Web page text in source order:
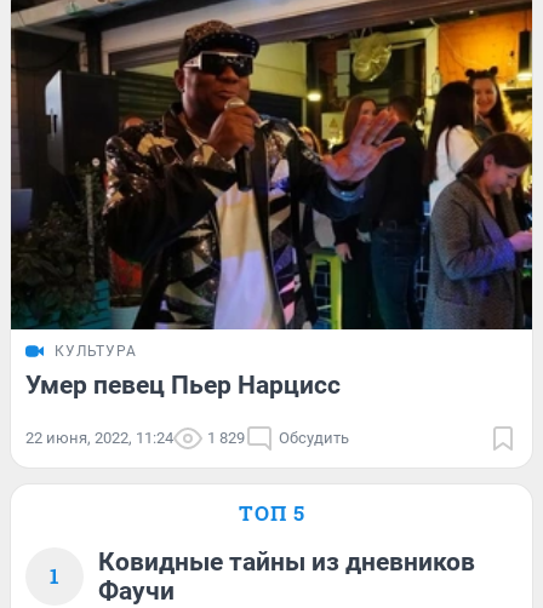
КУЛЬТУРА
Умер певец Пьер Нарцисс
22 июня, 2022, 11:24 1 829 Обсудить
ТОП 5
1
Ковидные тайны из дневников
Фаучи